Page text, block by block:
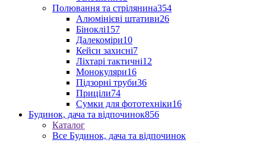
Полювання та стрілянина354
Алюмінієві штативи26
Біноклі157
Далекоміри10
Кейси захисні7
Ліхтарі тактичні12
Монокуляри16
Підзорні труби36
Приціли74
Сумки для фототехніки16
Будинок, дача та відпочинок856
Каталог
Все Будинок, дача та відпочинок